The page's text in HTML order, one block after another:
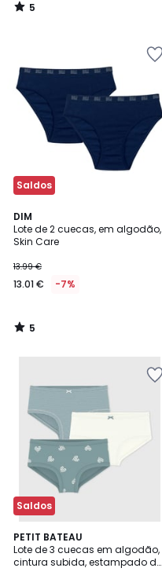
5
/
Saldos
DIM
Lote de 2 cuecas, em algodão,
Skin Care
13.99 €
13.01 € -7%
5
/
5
5
/
Saldos
PETIT BATEAU
Lote de 3 cuecas em algodão,
cintura subida, estampado de